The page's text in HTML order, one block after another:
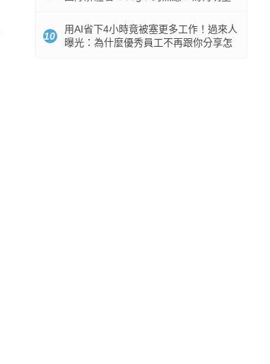
10
用AI省下4小時竟被塞更多工作！過來人
曝光：為什麼優秀員工不再跟你分享怎